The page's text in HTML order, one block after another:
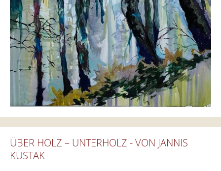
ÜBER HOLZ – UNTERHOLZ - VON JANNIS
KUSTAK